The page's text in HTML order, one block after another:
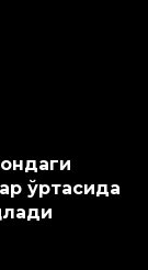
ўртасида